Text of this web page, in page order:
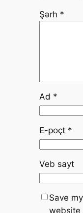
Şərh *
Ad *
E-poçt *
Veb sayt
Save
website